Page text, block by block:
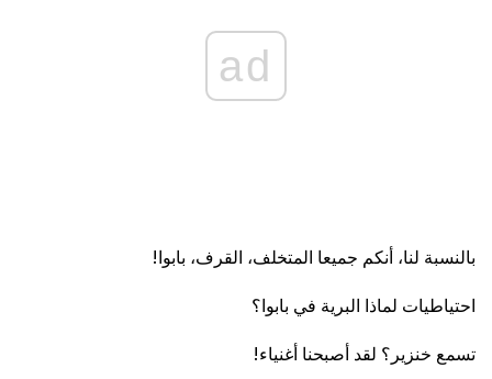
ad
بالنسبة لنا، أنكم جميعا المتخلف، القرف، بابوا!
احتياطيات لماذا البرية في بابوا؟
تسمع خنزير؟ لقد أصبحنا أغنياء!